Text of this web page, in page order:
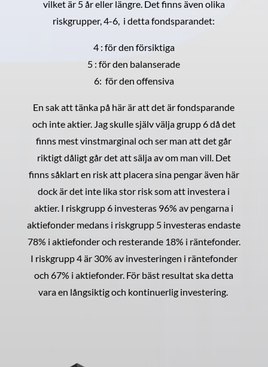
vilket är 5 år eller längre. Det finns även olika
riskgrupper, 4-6, i detta fondsparandet:
4 : för den försiktiga
5 : för den balanserade
6: för den offensiva
En sak att tänka på här är att det är fondsparande
och inte aktier. Jag skulle själv välja grupp 6 då det
finns mest vinstmarginal och ser man att det går
riktigt dåligt går det att sälja av om man vill. Det
finns såklart en risk att placera sina pengar även här
dock är det inte lika stor risk som att investera i
aktier. I riskgrupp 6 investeras 96% av pengarna i
aktiefonder medans i riskgrupp 5 investeras endaste
78% i aktiefonder och resterande 18% i räntefonder.
I riskgrupp 4 är 30% av investeringen i räntefonder
och 67% i aktiefonder. För bäst resultat ska detta
vara en långsiktig och kontinuerlig investering.